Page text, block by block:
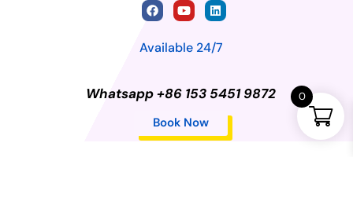
Available 24/7
Whatsapp +86 153 5451 9872
Book Now
0